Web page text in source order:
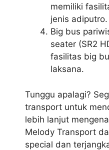
memiliki
jenis adiputro.
Big bus
seater (SR2
fasilitas big
laksana.
Tunggu apalagi?
transport untuk
lebih lanjut
Melody Transport
special dan